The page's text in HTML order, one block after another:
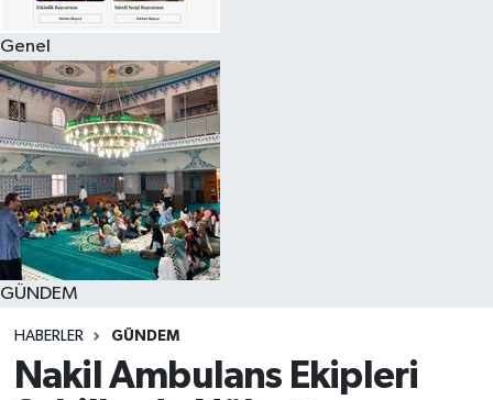
Genel
GÜNDEM
HABERLER GÜNDEM
Nakil Ambulans Ekipleri